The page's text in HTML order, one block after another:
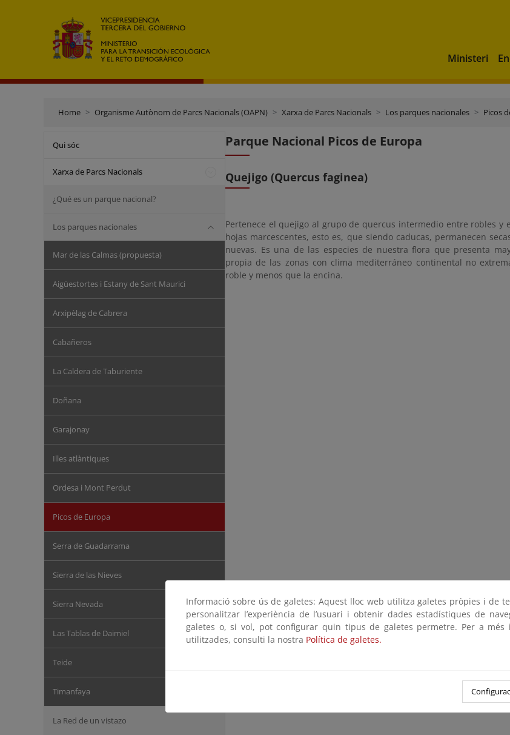
Ministeri
Home Organisme Autònom de Parcs Nacionals (OAPN) Xarxa de Parcs Nacionals Los parques nacionales Picos
Qui sóc
Xarxa de Parcs Nacionals
¿Qué es un parque nacional?
Los parques nacionales
Mar de las Calmas (propuesta)
Aigüestortes i Estany de Sant Maurici
Arxipèlag de Cabrera
Cabañeros
La Caldera de Taburiente
Doñana
Garajonay
Illes atlàntiques
Ordesa i Mont Perdut
Picos de Europa
Serra de Guadarrama
Sierra de las Nieves
Sierra Nevada
Las Tablas de Daimiel
Teide
Timanfaya
La Red de un vistazo
Parque Nacional Picos de Europa
Quejigo (Quercus faginea)
Pertenece el quejigo al grupo de quercus intermedio entre robles y
hojas marcescentes, esto es, que siendo caducas, permanecen
nuevas. Es una de las especies de nuestra flora que presenta
propia de las zonas con clima mediterráneo continental no
roble y menos que la encina.
Informació sobre ús de galetes: Aquest lloc web utilitza galetes pròpies i de
personalitzar l’experiència de l’usuari i obtenir dades estadístiques de
galetes o, si vol, pot configurar quin tipus de galetes permetre. Per a més
utilitzades, consulti la nostra Política de galetes.